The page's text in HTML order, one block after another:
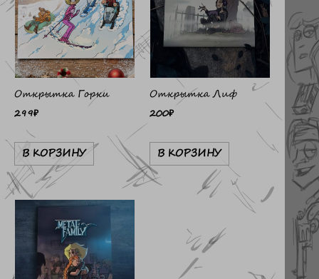
Открытка Горки
299₽
В КОРЗИНУ
Открытка Лиф
200₽
В КОРЗИНУ